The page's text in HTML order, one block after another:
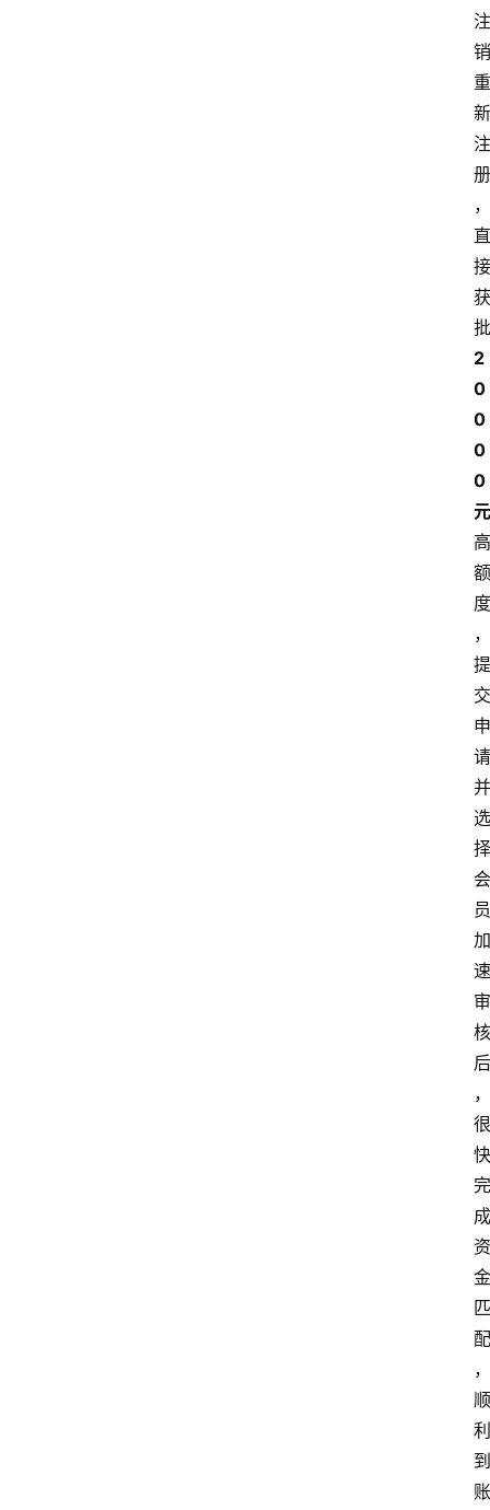
注
销
重
新
注
册
，
直
接
获
批
2
0
0
0
0
元
高
额
度
，
提
交
申
请
并
选
择
会
员
加
速
审
核
后
，
很
快
完
成
资
金
匹
配
，
顺
利
到
账